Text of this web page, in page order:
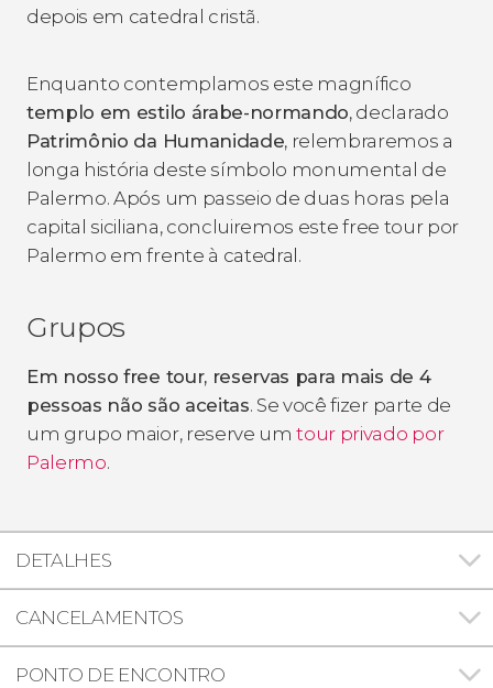
depois em catedral cristã.
Enquanto contemplamos este magnífico
templo em estilo árabe-normando, declarado
Patrimônio da Humanidade, relembraremos a
longa história deste símbolo monumental de
Palermo. Após um passeio de duas horas pela
capital siciliana, concluiremos este free tour por
Palermo em frente à catedral.
Grupos
Em nosso free tour, reservas para mais de 4
pessoas não são aceitas. Se você fizer parte de
um grupo maior, reserve umtour privado por
Palermo.
DETALHES
CANCELAMENTOS
PONTO DE ENCONTRO